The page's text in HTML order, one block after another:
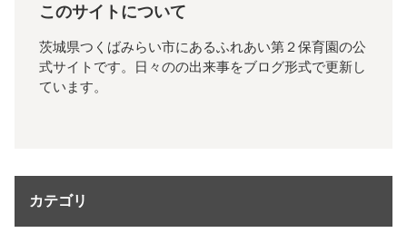
このサイトについて
茨城県つくばみらい市にあるふれあい第２保育園の公
式サイトです。日々のの出来事をブログ形式で更新し
ています。
カテゴリ